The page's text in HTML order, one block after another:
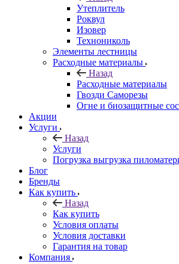
Утеплитель
Роквул
Изовер
Технониколь
Элементы лестницы
Расходные материалы
Назад
Расходные материалы
Гвозди Саморезы
Огне и биозащитные
Акции
Услуги
Назад
Услуги
Погрузка выгрузка
Блог
Бренды
Как купить
Назад
Как купить
Условия оплаты
Условия доставки
Гарантия на товар
Компания